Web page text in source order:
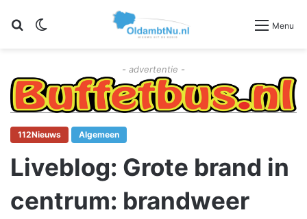
Zoeken Menu
- advertentie -
112Nieuws Algemeen
Liveblog: Grote brand in
centrum: brandweer